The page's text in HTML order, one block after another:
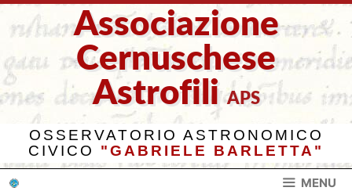
Vai
Associazione
Cernuschese
Astrofili APS
OSSERVATORIO ASTRONOMICO
CIVICO "GABRIELE BARLETTA"
MENU